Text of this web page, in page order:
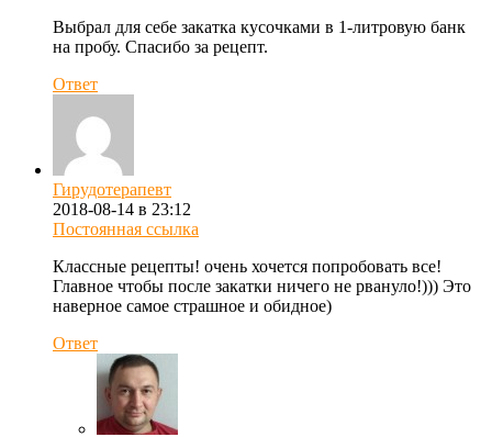
Выбрал для себе закатка кусочками в 1-литровую банк
на пробу. Спасибо за рецепт.
Ответ
Гирудотерапевт
2018-08-14 в 23:12
Постоянная ссылка
Классные рецепты! очень хочется попробовать все!
Главное чтобы после закатки ничего не рвануло!))) Это
наверное самое страшное и обидное)
Ответ